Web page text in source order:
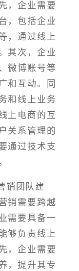
，企业需要
，包括企业
，通过线上
其次，企业
微博账号等
和互动。同
和线上业务
上电商的互
关系管理的
通过技术支
销团队建
销需要跨越
需要具备一
够负责线上
，企业需要
，提升其专